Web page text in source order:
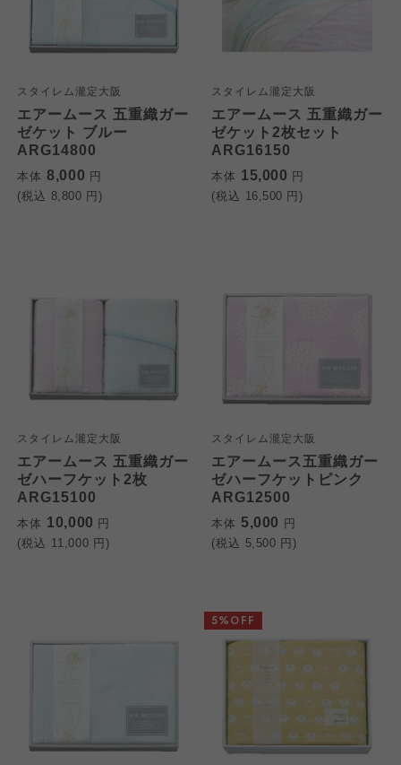
スタイレム瀧定大阪
エアームース 五重織ガー
ゼケット ブルー
ARG14800
本体 8,000 円
(税込 8,800 円)
スタイレム瀧定大阪
エアームース 五重織ガー
ゼケット2枚セット
ARG16150
本体 15,000 円
(税込 16,500 円)
スタイレム瀧定大阪
エアームース 五重織ガー
ゼハーフケット2枚
ARG15100
本体 10,000 円
(税込 11,000 円)
スタイレム瀧定大阪
エアームース五重織ガー
ゼハーフケットピンク
ARG12500
本体 5,000 円
(税込 5,500 円)
5%OFF